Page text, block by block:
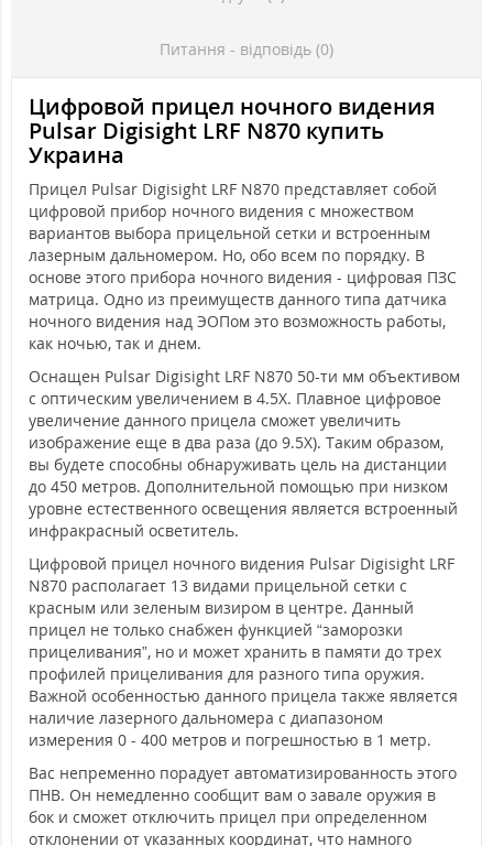
Питання - відповідь (0)
Цифровой прицел ночного видения
Pulsar Digisight LRF N870 купить
Украина
Прицел Pulsar Digisight LRF N870 представляет собой
цифровой прибор ночного видения с множеством
вариантов выбора прицельной сетки и встроенным
лазерным дальномером. Но, обо всем по порядку. В
основе этого прибора ночного видения - цифровая ПЗС
матрица. Одно из преимуществ данного типа датчика
ночного видения над ЭОПом это возможность работы,
как ночью, так и днем.
Оснащен Pulsar Digisight LRF N870 50-ти мм объективом
с оптическим увеличением в 4.5Х. Плавное цифровое
увеличение данного прицела сможет увеличить
изображение еще в два раза (до 9.5Х). Таким образом,
вы будете способны обнаруживать цель на дистанции
до 450 метров. Дополнительной помощью при низком
уровне естественного освещения является встроенный
инфракрасный осветитель.
Цифровой прицел ночного видения Pulsar Digisight LRF
N870 располагает 13 видами прицельной сетки с
красным или зеленым визиром в центре. Данный
прицел не только снабжен функцией “заморозки
прицеливания”, но и может хранить в памяти до трех
профилей прицеливания для разного типа оружия.
Важной особенностью данного прицела также является
наличие лазерного дальномера с диапазоном
измерения 0 - 400 метров и погрешностью в 1 метр.
Вас непременно порадует автоматизированность этого
ПНВ. Он немедленно сообщит вам о завале оружия в
бок и сможет отключить прицел при определенном
отклонении от указанных координат, что намного